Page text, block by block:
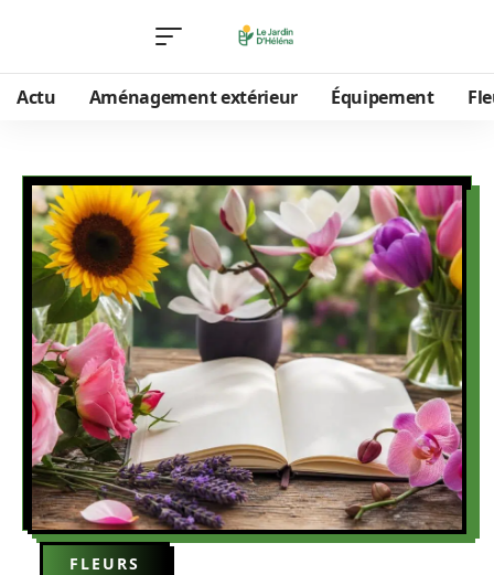
Actu Aménagement extérieur Équipement
FLEURS